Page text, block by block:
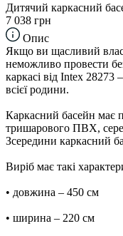
Дитячий каркасний
7 038 грн
Опис
Якщо ви щасливий
неможливо провести
каркасі від Intex 28273
всієї родини.
Каркасний басейн має
тришарового ПВХ,
Зсередини каркасний
Виріб має такі
• довжина – 450 см
• ширина – 220 см